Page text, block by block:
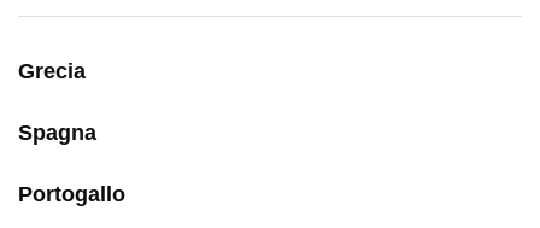
Grecia
Spagna
Portogallo